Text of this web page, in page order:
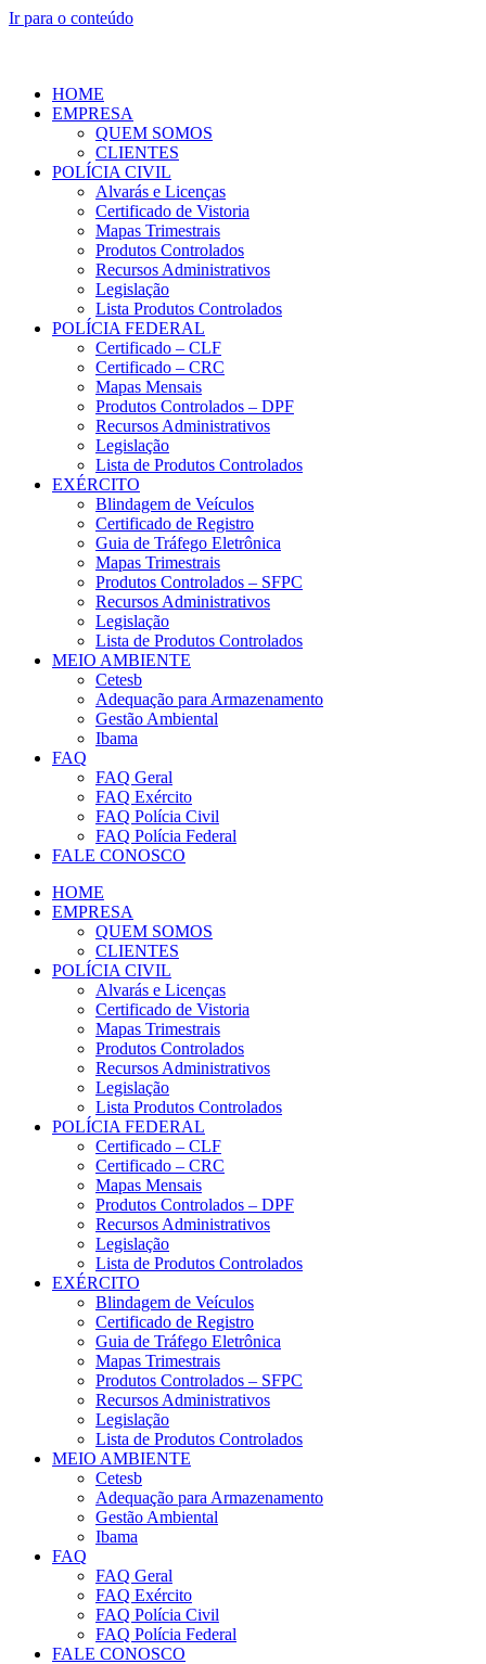
Ir para o conteúdo
HOME
EMPRESA
QUEM SOMOS
CLIENTES
POLÍCIA CIVIL
Alvarás e Licenças
Certificado de Vistoria
Mapas Trimestrais
Produtos Controlados
Recursos Administrativos
Legislação
Lista Produtos Controlados
POLÍCIA FEDERAL
Certificado – CLF
Certificado – CRC
Mapas Mensais
Produtos Controlados – DPF
Recursos Administrativos
Legislação
Lista de Produtos Controlados
EXÉRCITO
Blindagem de Veículos
Certificado de Registro
Guia de Tráfego Eletrônica
Mapas Trimestrais
Produtos Controlados – SFPC
Recursos Administrativos
Legislação
Lista de Produtos Controlados
MEIO AMBIENTE
Cetesb
Adequação para Armazenamento
Gestão Ambiental
Ibama
FAQ
FAQ Geral
FAQ Exército
FAQ Polícia Civil
FAQ Polícia Federal
FALE CONOSCO
HOME
EMPRESA
QUEM SOMOS
CLIENTES
POLÍCIA CIVIL
Alvarás e Licenças
Certificado de Vistoria
Mapas Trimestrais
Produtos Controlados
Recursos Administrativos
Legislação
Lista Produtos Controlados
POLÍCIA FEDERAL
Certificado – CLF
Certificado – CRC
Mapas Mensais
Produtos Controlados – DPF
Recursos Administrativos
Legislação
Lista de Produtos Controlados
EXÉRCITO
Blindagem de Veículos
Certificado de Registro
Guia de Tráfego Eletrônica
Mapas Trimestrais
Produtos Controlados – SFPC
Recursos Administrativos
Legislação
Lista de Produtos Controlados
MEIO AMBIENTE
Cetesb
Adequação para Armazenamento
Gestão Ambiental
Ibama
FAQ
FAQ Geral
FAQ Exército
FAQ Polícia Civil
FAQ Polícia Federal
FALE CONOSCO